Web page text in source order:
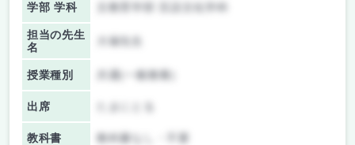
学部 学科
担当の先生
名
大塚先生
授業種別 共通(一般教養)
出席
教科書 教科書なし・不要